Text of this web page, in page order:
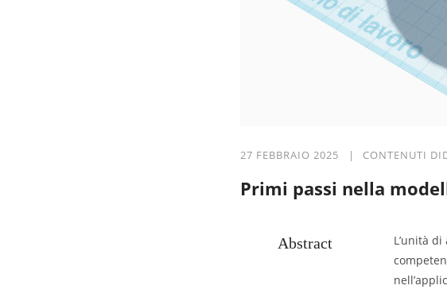
27 FEBBRAIO 2025 | CONTENUTI
Primi passi nella
Abstract
L’unità